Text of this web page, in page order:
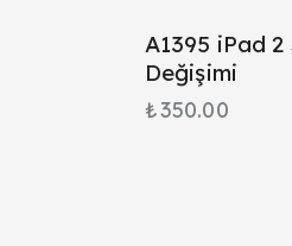
A1395 iPad
Değişimi
₺350.00